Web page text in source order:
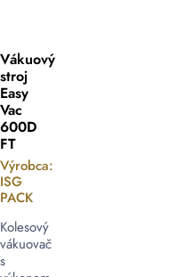
Vákuový
stroj
Easy
Vac
600D
FT
Výrobca:
ISG
PACK
Kolesový
vákuovač
s